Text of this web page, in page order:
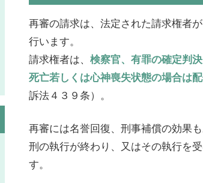
再審の請求は、法定された請求権者
行います。
請求権者は、 検察官、有罪の確定判
死亡若しくは心神喪失状態の場合は
訴法４３９条）。
再審には名誉回復、刑事補償の効果も
刑の執行が終わり、又はその執行を
す。